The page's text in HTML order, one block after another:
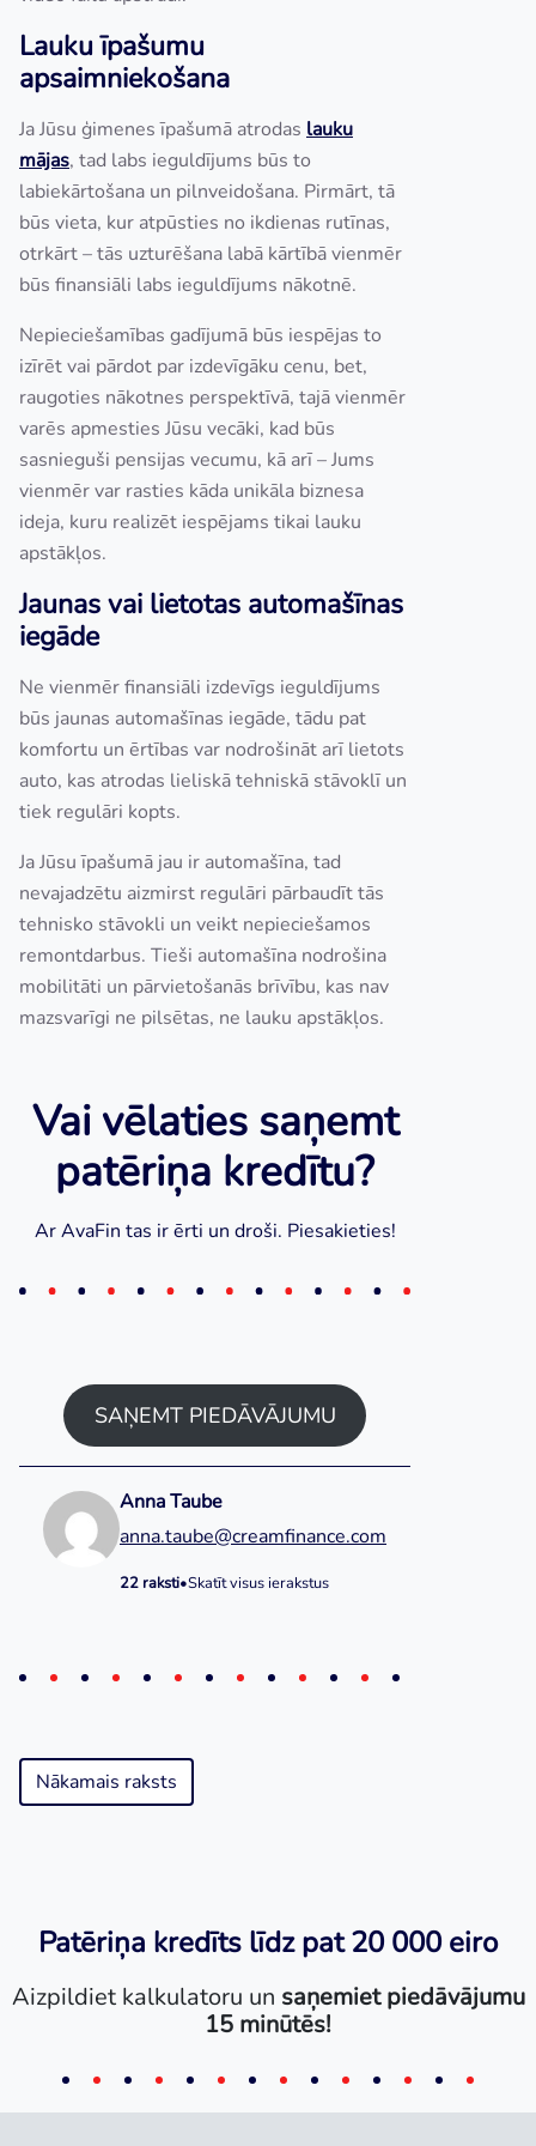
Lauku īpašumu
apsaimniekošana
Ja Jūsu ģimenes īpašumā atrodas lauku
mājas, tad labs ieguldījums būs to
labiekārtošana un pilnveidošana. Pirmārt, tā
būs vieta, kur atpūsties no ikdienas rutīnas,
otrkārt – tās uzturēšana labā kārtībā vienmēr
būs finansiāli labs ieguldījums nākotnē.
Nepieciešamības gadījumā būs iespējas to
izīrēt vai pārdot par izdevīgāku cenu, bet,
raugoties nākotnes perspektīvā, tajā vienmēr
varēs apmesties Jūsu vecāki, kad būs
sasnieguši pensijas vecumu, kā arī – Jums
vienmēr var rasties kāda unikāla biznesa
ideja, kuru realizēt iespējams tikai lauku
apstākļos.
Jaunas vai lietotas automašīnas
iegāde
Ne vienmēr finansiāli izdevīgs ieguldījums
būs jaunas automašīnas iegāde, tādu pat
komfortu un ērtības var nodrošināt arī lietots
auto, kas atrodas lieliskā tehniskā stāvoklī un
tiek regulāri kopts.
Ja Jūsu īpašumā jau ir automašīna, tad
nevajadzētu aizmirst regulāri pārbaudīt tās
tehnisko stāvokli un veikt nepieciešamos
remontdarbus. Tieši automašīna nodrošina
mobilitāti un pārvietošanās brīvību, kas nav
mazsvarīgi ne pilsētas, ne lauku apstākļos.
Vai vēlaties saņemt
patēriņa kredītu?
Ar AvaFin tas ir ērti un droši. Piesakieties!
SAŅEMT PIEDĀVĀJUMU
Anna Taube
anna.taube@creamfinance.com
22 raksti•Skatīt visus ierakstus
Nākamais raksts
Patēriņa kredīts līdz pat 20 000 eiro
Aizpildiet kalkulatoru un saņemiet piedāvājumu
15 minūtēs!